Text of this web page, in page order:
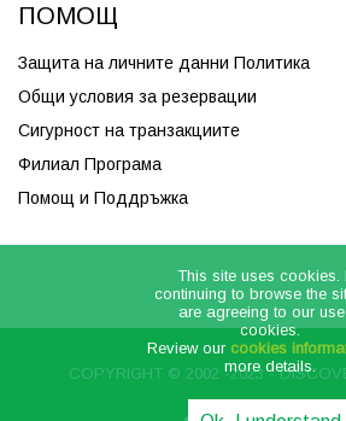
ПОМОЩ
Защита на личните данни Политика
Общи условия за резервации
Сигурност на транзакциите
Филиал Програма
Помощ и Поддръжка
COPYRIGHT © 2002 -2023 -
This site uses cookies.
continuing to browse the
are agreeing to our
cookies.
Review our cookies
more details.